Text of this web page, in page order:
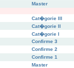
Master
Cat�gorie III
Cat�gorie II
Cat�gorie I
Confirme 3
Confirme 2
Confirme 1
Master